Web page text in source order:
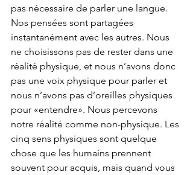
pas nécessaire de parler une langue.
Nos pensées sont partagées
instantanément avec les autres. Nous
ne choisissons pas de rester dans une
réalité physique, et nous n’avons donc
pas une voix physique pour parler et
nous n’avons pas d’oreilles physiques
pour «entendre». Nous percevons
notre réalité comme non-physique. Les
cinq sens physiques sont quelque
chose que les humains prennent
souvent pour acquis, mais quand vous